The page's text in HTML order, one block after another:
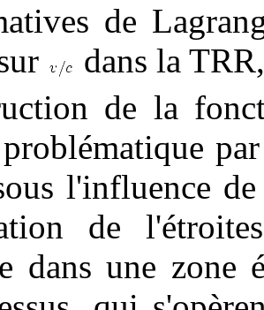
de
dans la
de la
l'influence
de
dans une zone